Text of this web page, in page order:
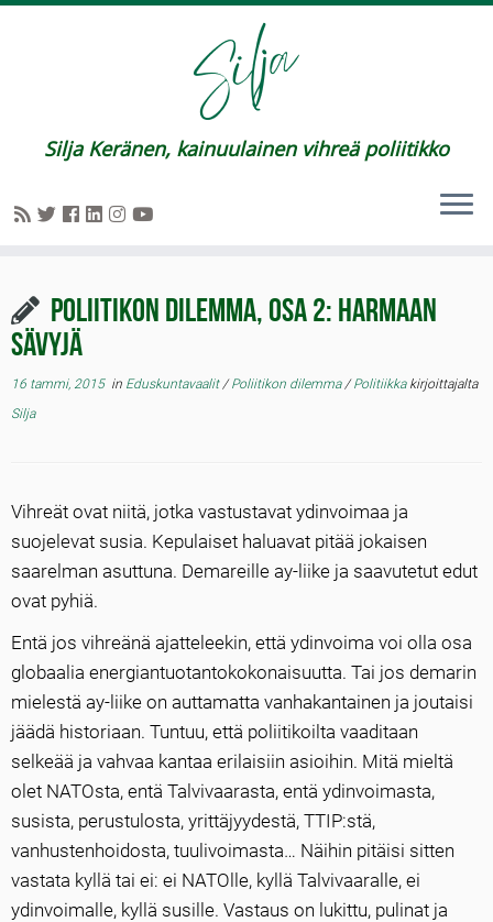
Silja Keränen, kainuulainen vihreä poliitikko
Poliitikon dilemma, osa 2: Harmaan
sävyjä
16 tammi, 2015in Eduskuntavaalit/Poliitikon dilemma/Politiikka kirjoittajalta
Silja
Vihreät ovat niitä, jotka vastustavat ydinvoimaa ja
suojelevat susia. Kepulaiset haluavat pitää jokaisen
saarelman asuttuna. Demareille ay-liike ja saavutetut edut
ovat pyhiä.
Entä jos vihreänä ajatteleekin, että ydinvoima voi olla osa
globaalia energiantuotantokokonaisuutta. Tai jos demarin
mielestä ay-liike on auttamatta vanhakantainen ja joutaisi
jäädä historiaan. Tuntuu, että poliitikoilta vaaditaan
selkeää ja vahvaa kantaa erilaisiin asioihin. Mitä mieltä
olet NATOsta, entä Talvivaarasta, entä ydinvoimasta,
susista, perustulosta, yrittäjyydestä, TTIP:stä,
vanhustenhoidosta, tuulivoimasta… Näihin pitäisi sitten
vastata kyllä tai ei: ei NATOlle, kyllä Talvivaaralle, ei
ydinvoimalle, kyllä susille. Vastaus on lukittu, pulinat ja